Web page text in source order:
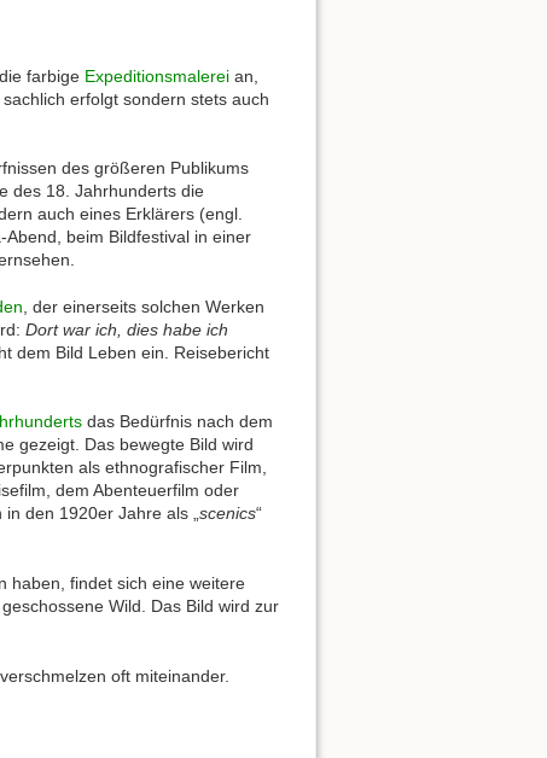
farbige Expeditionsmalerei an,
erfolgt sondern stets auch
des größeren Publikums
des 18. Jahrhunderts die
auch eines Erklärers (engl.
beim Bildfestival in einer
, der einerseits solchen Werken
Dort war ich, dies habe ich
dem Bild Leben ein. Reisebericht
das Bedürfnis nach dem
gezeigt. Das bewegte Bild wird
als ethnografischer Film,
dem Abenteuerfilm oder
den 1920er Jahre als „scenics“
haben, findet sich eine weitere
Wild. Das Bild wird zur
oft miteinander.